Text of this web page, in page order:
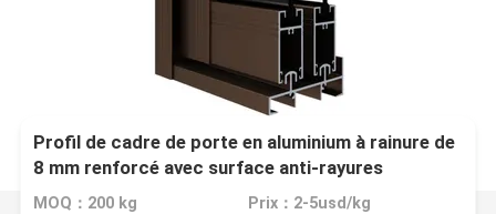
Profil de cadre de porte en aluminium à rainure de
8 mm renforcé avec surface anti-rayures
MOQ：200 kg Prix：2-5usd/kg